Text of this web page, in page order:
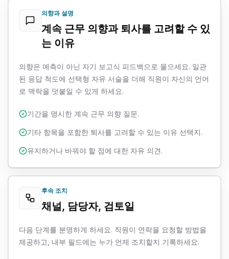
의향과 설명
계속 근무 의향과 퇴사를 고려할 수 있
는 이유
의향은 예측이 아닌 자기 보고식 피드백으로 물으세요. 일관
된 응답 척도에 선택형 자유 서술을 더해 직원이 자신의 언어
로 맥락을 덧붙일 수 있게 하세요.
기간을 명시한 계속 근무 의향 질문.
기타 항목을 포함한 퇴사를 고려할 수 있는 이유 선택지.
유지하거나 바꿔야 할 점에 대한 자유 의견.
후속 조치
채널, 담당자, 검토일
다음 단계를 분명하게 하세요. 직원이 연락을 요청할 방법을
제공하고, 내부 필드에는 누가 언제 조치할지 기록하세요.